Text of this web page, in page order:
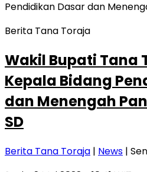
Berita Tana Toraja
Wakil Bupati Tana
Kepala Bidang
dan Menengah
SD
Berita Tana Toraja | News |